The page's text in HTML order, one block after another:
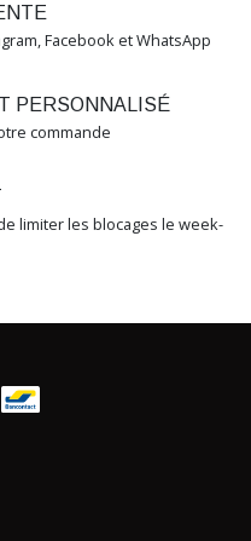
Facebook et WhatsApp
PERSONNALISÉ
commande
limiter les blocages le week-